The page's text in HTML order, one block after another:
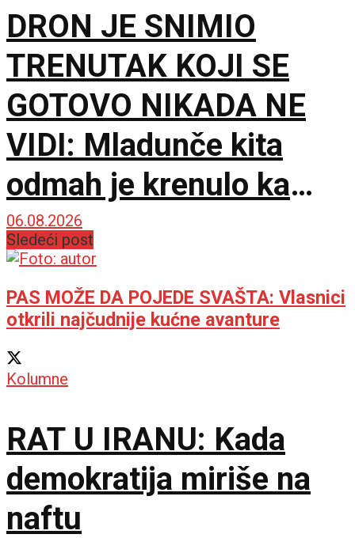
DRON JE SNIMIO
TRENUTAK KOJI SE
GOTOVO NIKADA NE
VIDI: Mladunče kita
odmah je krenulo ka
prvom udahu
06.08.2026
Sledeći post
PAS MOŽE DA POJEDE SVAŠTA: Vlasnici
otkrili najčudnije kućne avanture
Kolumne
RAT U IRANU: Kada
demokratija miriše na
naftu